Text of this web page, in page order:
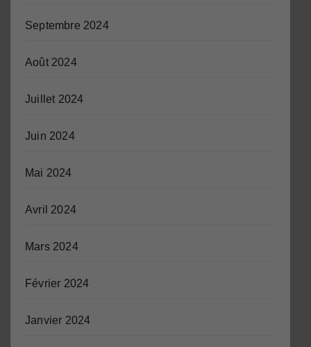
Septembre 2024
Août 2024
Juillet 2024
Juin 2024
Mai 2024
Avril 2024
Mars 2024
Février 2024
Janvier 2024